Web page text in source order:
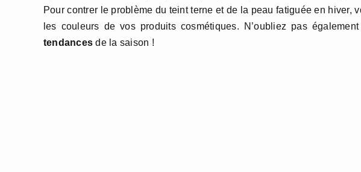
Pour contrer le problème du teint terne et de la peau fatiguée en hiver,
les couleurs de vos produits cosmétiques. N’oubliez pas
tendances de la saison !